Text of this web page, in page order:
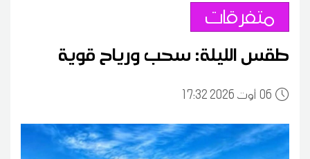
متفرقات
طقس الليلة: سحب ورياح قوية
0617:32 2026 أوت